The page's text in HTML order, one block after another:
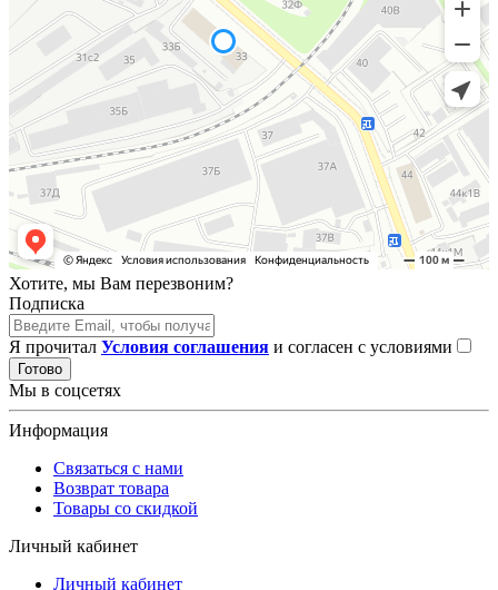
Хотите, мы Вам перезвоним?
Подписка
Я прочитал Условия соглашения и согласен с условиями
Готово
Мы в соцсетях
Информация
Связаться с нами
Возврат товара
Товары со скидкой
Личный кабинет
Личный кабинет